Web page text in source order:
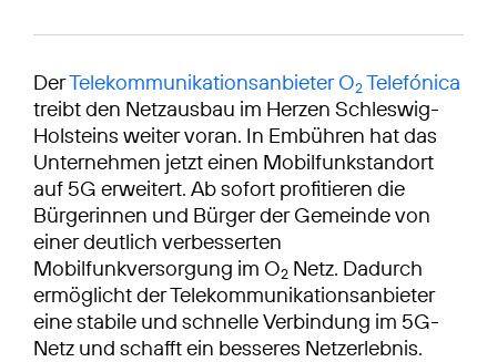
DerTelekommunikationsanbieter O2Telefónica
treibt den Netzausbau im Herzen Schleswig-
Holsteins weiter voran. In Embühren hat das
Unternehmen jetzt einen Mobilfunkstandort
auf 5G erweitert. Ab sofort profitieren die
Bürgerinnen und Bürger der Gemeinde von
einer deutlich verbesserten
Mobilfunkversorgung im O2 Netz. Dadurch
ermöglicht der Telekommunikationsanbieter
eine stabile und schnelle Verbindung im 5G-
Netz und schafft ein besseres Netzerlebnis.